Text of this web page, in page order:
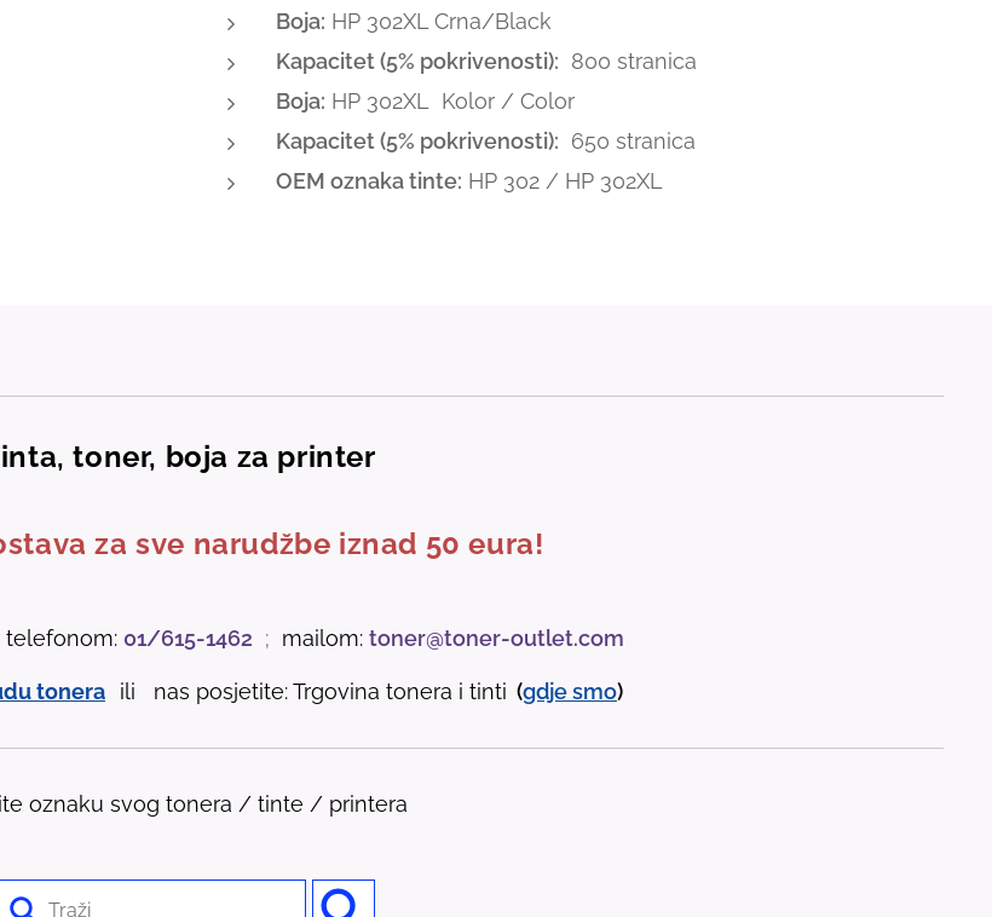
Boja: HP 302XL Crna/Black
Kapacitet (5% pokrivenosti): 800 stranica
Boja: HP 302XL Kolor / Color
Kapacitet (5% pokrivenosti): 650 stranica
OEM oznaka tinte: HP 302 / HP 302XL
toner, boja za printer
za sve narudžbe iznad 50 eura!
01/615-1462 ; mailom: toner@toner-outlet.com
tonera ili nas posjetite: Trgovina tonera i tinti (gdjesmo)
oznaku svog tonera / tinte / printera